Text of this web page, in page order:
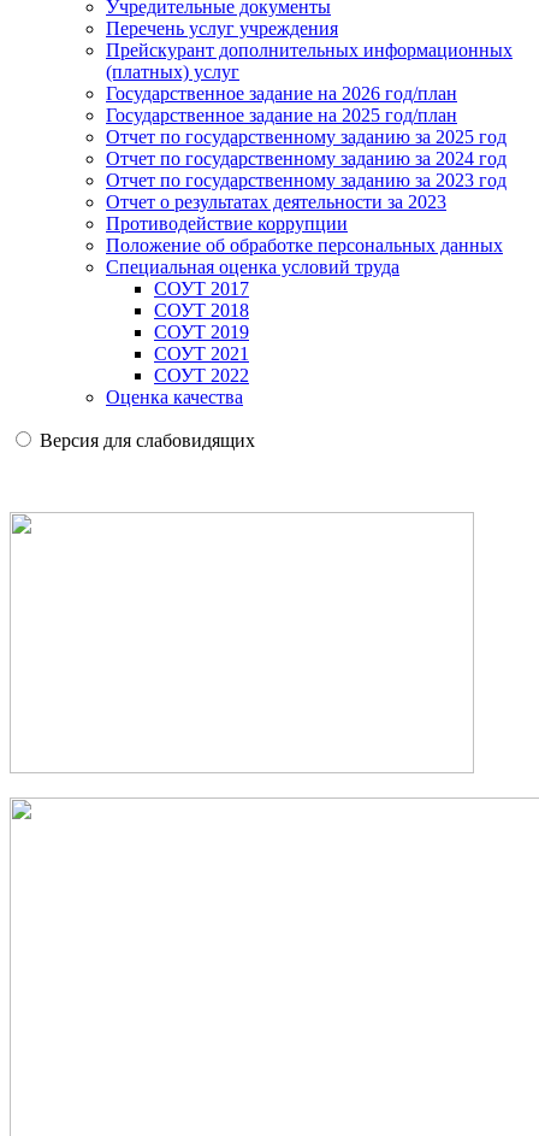
Учредительные документы
Перечень услуг учреждения
Прейскурант дополнительных информационных
(платных) услуг
Государственное задание на 2026 год/план
Государственное задание на 2025 год/план
Отчет по государственному заданию за 2025 год
Отчет по государственному заданию за 2024 год
Отчет по государственному заданию за 2023 год
Отчет о результатах деятельности за 2023
Противодействие коррупции
Положение об обработке персональных данных
Специальная оценка условий труда
СОУТ 2017
СОУТ 2018
СОУТ 2019
СОУТ 2021
СОУТ 2022
Оценка качества
Версия для слабовидящих